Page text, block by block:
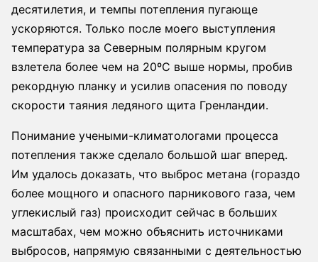
десятилетия, и темпы потепления пугающе
ускоряются. Только после моего выступления
температура за Северным полярным кругом
взлетела более чем на 20ºC выше нормы, пробив
рекордную планку и усилив опасения по поводу
скорости таяния ледяного щита Гренландии.
Понимание учеными-климатологами процесса
потепления также сделало большой шаг вперед.
Им удалось доказать, что выброс метана (гораздо
более мощного и опасного парникового газа, чем
углекислый газ) происходит сейчас в больших
масштабах, чем можно объяснить источниками
выбросов, напрямую связанными с деятельностью